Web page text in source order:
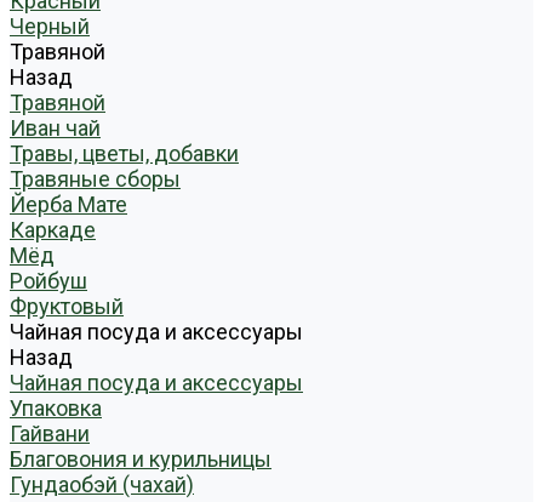
Черный
Травяной
Назад
Травяной
Иван чай
Травы, цветы, добавки
Травяные сборы
Йерба Мате
Каркаде
Мёд
Ройбуш
Фруктовый
Чайная посуда и аксессуары
Назад
Чайная посуда и аксессуары
Упаковка
Гайвани
Благовония и курильницы
Гундаобэй (чахай)